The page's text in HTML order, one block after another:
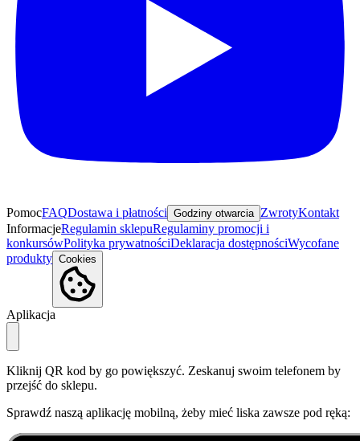
PomocFAQDostawa i płatności Godziny otwarcia ZwrotyKontakt
InformacjeRegulamin sklepuRegulaminy promocji i
konkursówPolityka prywatnościDeklaracja dostępnościWycofane
produkty Cookies
Aplikacja
Kliknij QR kod by go powiększyć. Zeskanuj swoim telefonem by
przejść do sklepu.
Sprawdź naszą aplikację mobilną, żeby mieć liska zawsze pod ręką: